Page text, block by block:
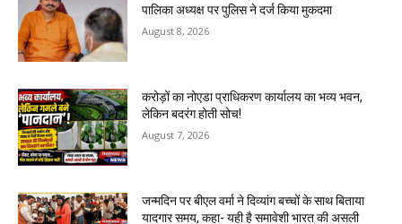
पालिका अध्यक्ष पर पुलिस ने दर्ज किया मुकदमा
August 8, 2026
करोड़ों का नोएडा प्राधिकरण कार्यालय का भव्य भवन,
लेकिन बदरंग होती सोच!
August 7, 2026
जन्मदिन पर बीएल वर्मा ने दिव्यांग बच्चों के साथ बिताया
यादगार समय, कहा- यही है समावेशी भारत की असली